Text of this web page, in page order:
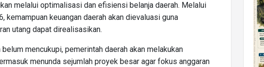
melalui optimalisasi dan efisiensi belanja daerah. Melalui
kemampuan keuangan daerah akan dievaluasi guna
utang dapat direalisasikan.
mencukupi, pemerintah daerah akan melakukan
menunda sejumlah proyek besar agar fokus anggaran